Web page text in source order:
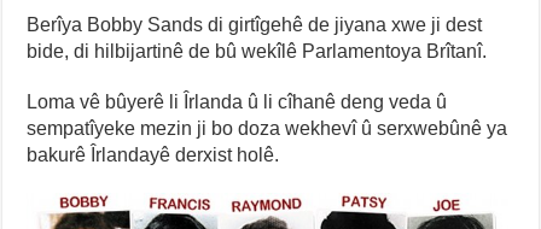
Berîya Bobby Sands di girtîgehê de jiyana xwe ji dest
bide, di hilbijartinê de bû wekîlê Parlamentoya Brîtanî.
Loma vê bûyerê li Îrlanda û li cîhanê deng veda û
sempatîyeke mezin ji bo doza wekhevî û serxwebûnê ya
bakurê Îrlandayê derxist holê.